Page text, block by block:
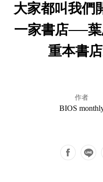
大家都叫我們
一家書店──
重本書
作者
BIOS